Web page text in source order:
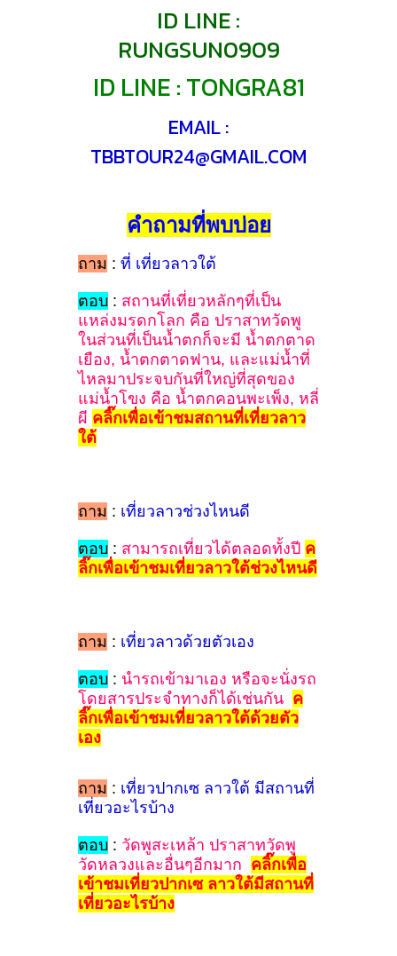
ID LINE :
RUNGSUN0909
ID LINE : TONGRA81
EMAIL :
TBBTOUR24@GMAIL.COM
คำถามที่พบบ่อย
ถาม : ที่ เที่ยวลาวใต้
ตอบ : สถานที่เที่ยวหลักๆที่เป็น
แหล่งมรดกโลก คือ ปราสาทวัดพู
ในส่วนที่เป็นน้ำตกก็จะมี น้ำตกตาด
เยือง, น้ำตกตาดฟาน, และแม่น้ำที่
ไหลมาประจบกันที่ใหญ่ที่สุดของ
แม่น้ำโขง คือ น้ำตกคอนพะเพ็ง, หลี่
ผี คลิ๊กเพื่อเข้าชมสถานที่เที่ยวลาว
ใต้
ถาม : เที่ยวลาวช่วงไหนดี
ตอบ : สามารถเที่ยวได้ตลอดทั้งปี ค
ลิ๊กเพื่อเข้าชมเที่ยวลาวใต้ช่วงไหนดี
ถาม : เที่ยวลาวด้วยตัวเอง
ตอบ : นำรถเข้ามาเอง หรือจะนั่งรถ
โดยสารประจำทางก็ได้เช่นกัน ค
ลิ๊กเพื่อเข้าชมเที่ยวลาวใต้ด้วยตัว
เอง
ถาม : เที่ยวปากเซ ลาวใต้ มีสถานที่
เที่ยวอะไรบ้าง
ตอบ : วัดพูสะเหล้า ปราสาทวัดพู
วัดหลวงและอื่นๆอีกมาก คลิ๊กเพื่อ
เข้าชมเที่ยวปากเซ ลาวใต้มีสถานที่
เที่ยวอะไรบ้าง